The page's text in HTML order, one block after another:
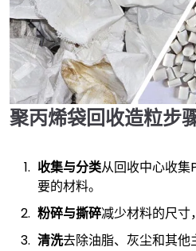
聚丙烯袋回收造粒步
收集与分类从回收中心收集
要的材料。
粉碎与撕碎减少材料的尺寸
清洗去除油脂、灰尘和其他